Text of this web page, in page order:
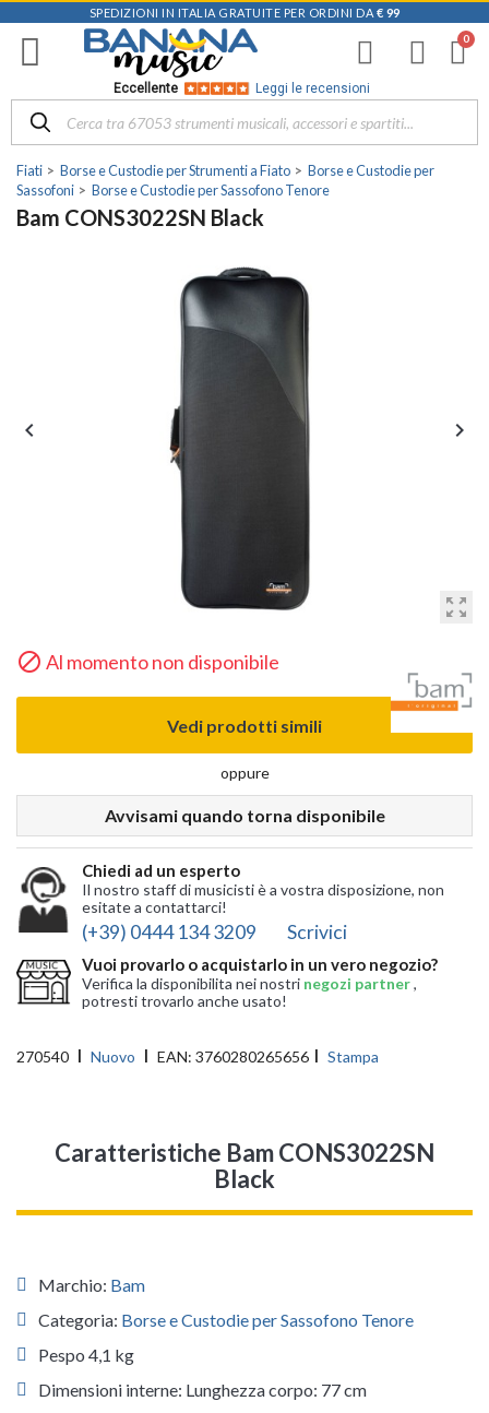
SPEDIZIONI IN ITALIA GRATUITE PER ORDINI DA € 99
Eccellente Leggi le recensioni
Fiati Borse e Custodie per Strumenti a Fiato
Borse e Custodie per
Sassofoni
Borse e Custodie per Sassofono Tenore
Bam CONS3022SN Black
zoom_out_map
 
 Al momento non disponibile
Vedi prodotti simili
oppure
Avvisami quando torna disponibile
Chiedi ad un esperto
Il nostro staff di musicisti è a vostra disposizione, non
esitate a contattarci!
(+39) 0444 134 3209 Scrivici
Vuoi provarlo o acquistarlo in un vero negozio?
Verifica la disponibilita nei nostri negozi partner,
potresti trovarlo anche usato!
270540 Nuovo EAN: 3760280265656 Stampa
Caratteristiche Bam CONS3022SN
Black
Marchio: Bam
Categoria: Borse e Custodie per Sassofono Tenore
Pespo 4,1 kg
Dimensioni interne: Lunghezza corpo: 77 cm